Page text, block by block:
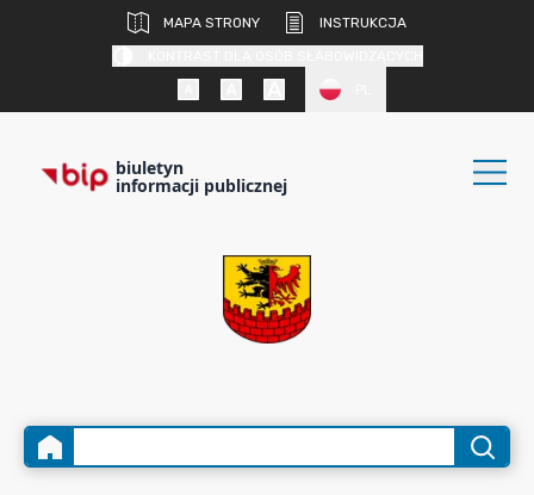
MAPA STRONY
INSTRUKCJA
biuletyn
informacji publicznej